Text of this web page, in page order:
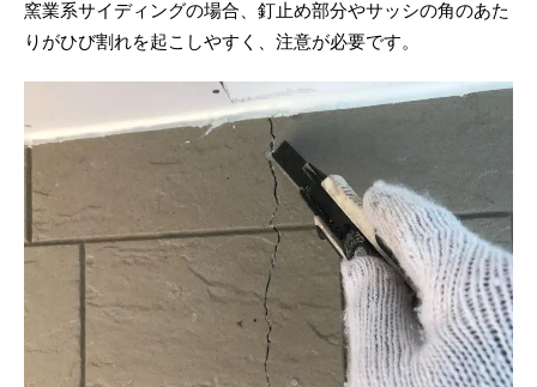
窯業系サイディングの場合、釘止め部分やサッシの角のあた
りがひび割れを起こしやすく、注意が必要です。